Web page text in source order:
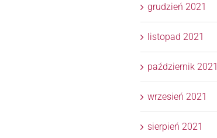
grudzień 2021
listopad 2021
październik 2021
wrzesień 2021
sierpień 2021